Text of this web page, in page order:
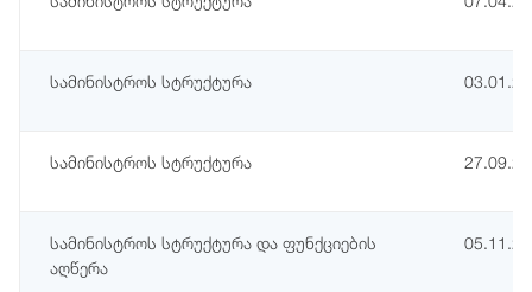
სამინისტროს სტრუქტურა
სამინისტროს სტრუქტურა
სამინისტროს სტრუქტურა და ფუნქციების
აღწერა